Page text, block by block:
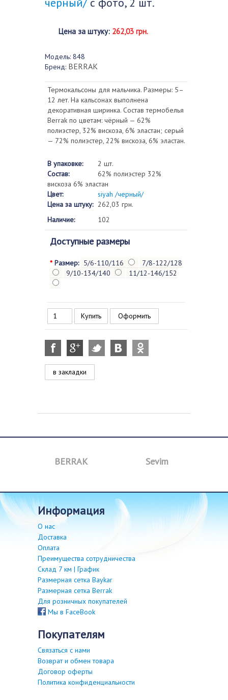
Цена за штуку: 262,03 грн.
Модель: 848
Бренд: BERRAK
Термокальсоны для мальчика. Размеры: 5–
12 лет. На кальсонах выполнена
декоративная ширинка. Состав термобелья
Berrak по цветам: чёрный — 62%
полиэстер, 32% вискоза, 6% эластан; серый
— 72% полиэстер, 22% вискоза, 6% эластан.
В упаковке:
2 шт.
Состав:
62% полиэстер 32%
вискоза 6% эластан
Цвет:
siyah /черный/
Цена за штуку: 262,03 грн.
Наличие:
102
Доступные размеры
* Размер: 5/6-110/116
7/8-122/128
9/10-134/140
11/12-146/152
Оформить
в закладки
BERRAK Sevim
информация
О нас
Доставка
Оплата
Преимущества сотрудничества
Склад 7 км | График
Размерная сетка Baykar
Размерная сетка Berrak
Для розничных покупателей
Мы в FaceBook
покупателям
Связаться с нами
Возврат и обмен товара
Договор оферты
Политика конфиденциальности